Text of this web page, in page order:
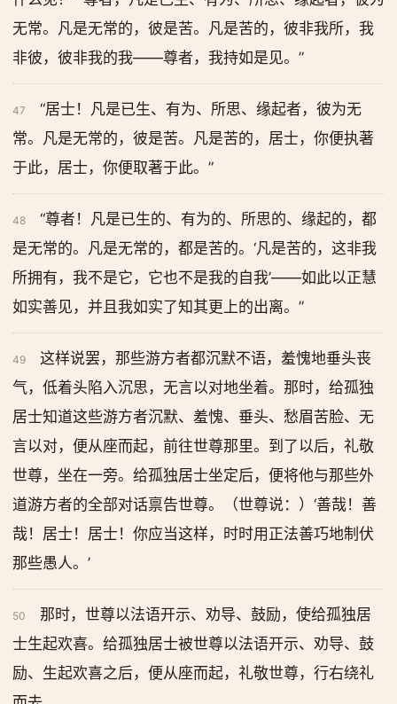
无常。凡是无常的，彼是苦。凡是苦的，彼非我所，我
非彼，彼非我的我——尊者，我持如是见。”
47
“居士！凡是已生、有为、所思、缘起者，彼为无
常。凡是无常的，彼是苦。凡是苦的，居士，你便执著
于此，居士，你便取著于此。”
48
“尊者！凡是已生的、有为的、所思的、缘起的，都
是无常的。凡是无常的，都是苦的。‘凡是苦的，这非我
所拥有，我不是它，它也不是我的自我’——如此以正慧
如实善见，并且我如实了知其更上的出离。”
49
这样说罢，那些游方者都沉默不语，羞愧地垂头丧
气，低着头陷入沉思，无言以对地坐着。那时，给孤独
居士知道这些游方者沉默、羞愧、垂头、愁眉苦脸、无
言以对，便从座而起，前往世尊那里。到了以后，礼敬
世尊，坐在一旁。给孤独居士坐定后，便将他与那些外
道游方者的全部对话禀告世尊。（世尊说：）‘善哉！善
哉！居士！居士！你应当这样，时时用正法善巧地制伏
那些愚人。’
50
那时，世尊以法语开示、劝导、鼓励，使给孤独居
士生起欢喜。给孤独居士被世尊以法语开示、劝导、鼓
励、生起欢喜之后，便从座而起，礼敬世尊，行右绕礼